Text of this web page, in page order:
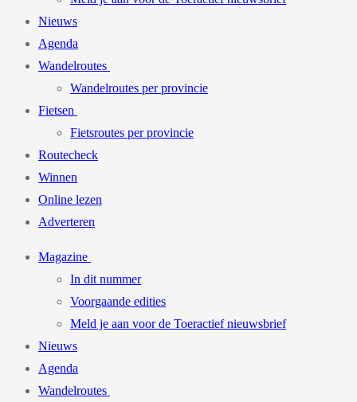
Nieuws
Agenda
Wandelroutes
Wandelroutes per provincie
Fietsen
Fietsroutes per provincie
Routecheck
Winnen
Online lezen
Adverteren
Magazine
In dit nummer
Voorgaande edities
Meld je aan voor de Toeractief nieuwsbrief
Nieuws
Agenda
Wandelroutes